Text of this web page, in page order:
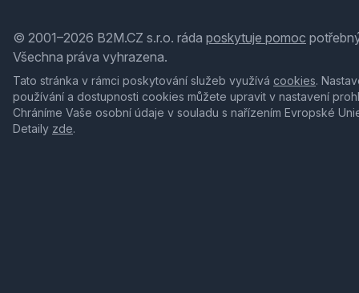
© 2001–2026 B2M.CZ s.r.o. ráda poskytuje pomoc
Všechna práva vyhrazena.
Tato stránka v rámci poskytování služeb využívá cookies.
používání a dostupnosti cookies můžete upravit v nastavení
Chráníme Vaše osobní údaje v souladu s nařízením Evropské
Detaily zde.